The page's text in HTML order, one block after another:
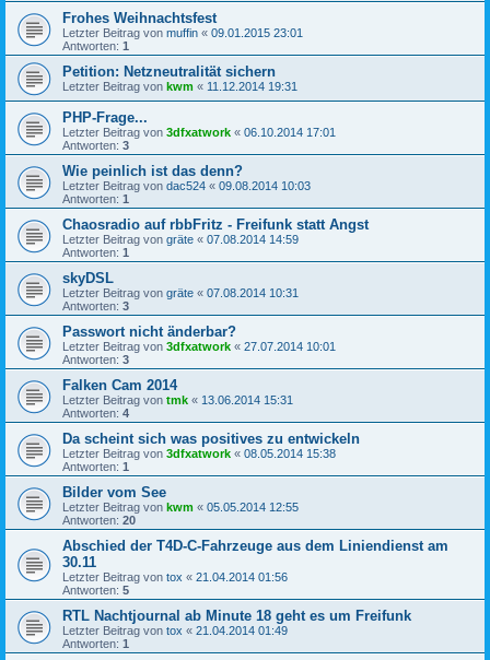
Frohes Weihnachtsfest
Letzter Beitrag von muffin « 09.01.2015 23:01
Antworten: 1
Petition: Netzneutralität sichern
Letzter Beitrag von kwm « 11.12.2014 19:31
PHP-Frage...
Letzter Beitrag von 3dfxatwork « 06.10.2014 17:01
Antworten: 3
Wie peinlich ist das denn?
Letzter Beitrag von dac524 « 09.08.2014 10:03
Antworten: 1
Chaosradio auf rbbFritz - Freifunk statt Angst
Letzter Beitrag von gräte « 07.08.2014 14:59
Antworten: 1
skyDSL
Letzter Beitrag von gräte « 07.08.2014 10:31
Antworten: 3
Passwort nicht änderbar?
Letzter Beitrag von 3dfxatwork « 27.07.2014 10:01
Antworten: 3
Falken Cam 2014
Letzter Beitrag von tmk « 13.06.2014 15:31
Antworten: 4
Da scheint sich was positives zu entwickeln
Letzter Beitrag von 3dfxatwork « 08.05.2014 15:38
Antworten: 1
Bilder vom See
Letzter Beitrag von kwm « 05.05.2014 12:55
Antworten: 20
Abschied der T4D-C-Fahrzeuge aus dem Liniendienst am
30.11
Letzter Beitrag von tox « 21.04.2014 01:56
Antworten: 5
RTL Nachtjournal ab Minute 18 geht es um Freifunk
Letzter Beitrag von tox « 21.04.2014 01:49
Antworten: 1